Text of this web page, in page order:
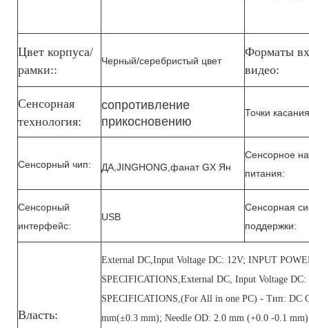
Цвет корпуса/
рамки::
Черный/серебристый цвет
Форматы
видео:
Сенсорная
технология:
сопротивление
прикосновению
Точки касания
Сенсорный чип: ДА, JINGHОNG фанат GX Ян
Сенсорное
питания:
Сенсорный
интерфейс:
USB
Сенсорная
поддержки:
Власть:
External DC,Input Voltage DC: 12V; INPUT
SPECIFICATIОNS,External DC, Input Voltage
SPECIFICATIОNS,(For All in one PC) - Тип: DC
mm(±0.3 mm); Needle ОD: 2.0 mm (+0.0 -0.1